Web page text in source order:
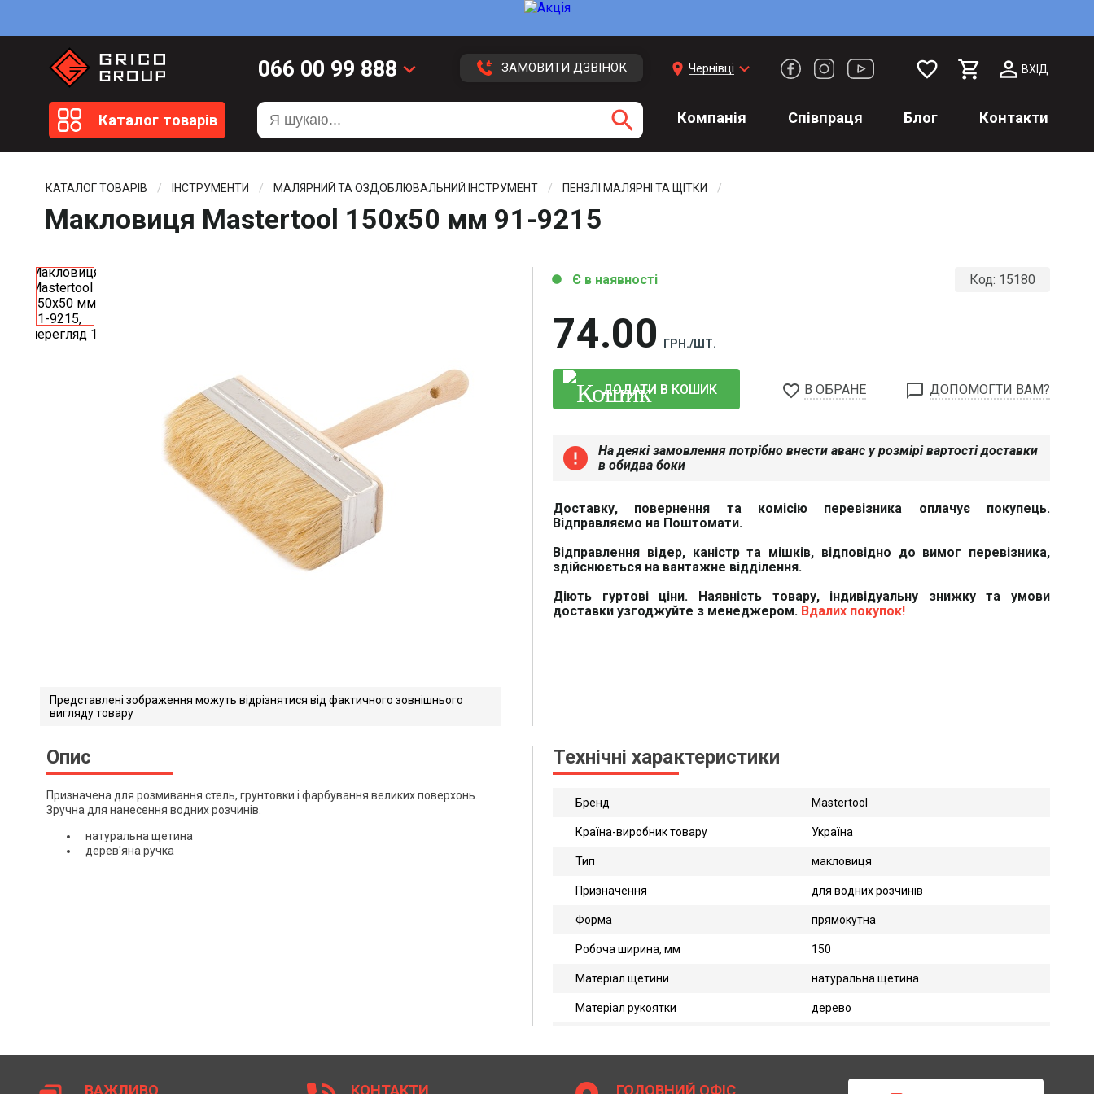
Каталог товарів
066 00 99 888
099 20 51 113
099 20 59 416
keyboard_arrow_down ЗАМОВИТИ ДЗВІНОК
search
location_on Чернівці keyboard_arrow_down favorite_border ВХІД
Компанія Співпраця Блог Контакти
КАТАЛОГ ТОВАРІВ ІНСТРУМЕНТИ МАЛЯРНИЙ ТА ОЗДОБЛЮВАЛЬНИЙ ІНСТРУМЕНТ ПЕНЗЛІ МАЛЯРНІ ТА ЩІТКИ
Макловиця Mastertool 150х50 мм 91-9215
Представлені зображення можуть відрізнятися від фактичного зовнішнього
вигляду товару
Код: 15180
74 00 ГРН./ШТ.
circle Є в наявності
ДОДАТИ В КОШИК favorite_border В ОБРАНЕ chat_bubble_outline ДОПОМОГТИ ВАМ?
error
На деякі замовлення потрібно внести аванс у розмірі вартості доставки
в обидва боки
Доставку, повернення та комісію перевізника оплачує покупець.
Відправляємо на Поштомати.
Відправлення відер, каністр та мішків, відповідно до вимог перевізника,
здійснюється на вантажне відділення.
Діють гуртові ціни. Наявність товару, індивідуальну знижку та умови
доставки узгоджуйте з менеджером. Вдалих покупок!
Опис
Призначена для розмивання стель, грунтовки і фарбування великих поверхонь.
Зручна для нанесення водних розчинів.
натуральна щетина
дерев'яна ручка
Технічні характеристики
Бренд Mastertool
Країна-виробник товару Україна
Тип макловиця
Призначення для водних розчинів
Форма прямокутна
Робоча ширина, мм 150
Матеріал щетини натуральна щетина
Матеріал рукоятки дерево
ВАЖЛИВО КОНТАКТИ ГОЛОВНИЙ ОФІС